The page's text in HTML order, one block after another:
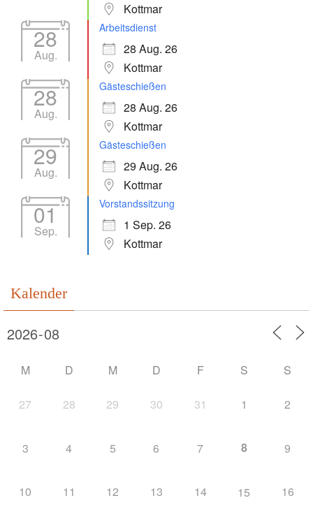
Kottmar
28
Aug.
Arbeitsdienst
28 Aug. 26
Kottmar
28
Aug.
Gästeschießen
28 Aug. 26
Kottmar
29
Aug.
Gästeschießen
29 Aug. 26
Kottmar
01
Sep.
Vorstandssitzung
1 Sep. 26
Kottmar
Kalender
M D M D F S S
27 28 29 30 31 1 2
3 4 5 6 7 8 9
10 11 12 13 14 15 16